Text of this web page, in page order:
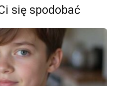
się spodobać